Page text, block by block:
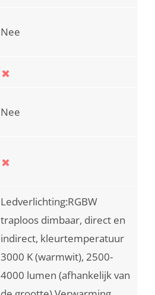
Nee
Nee
Ledverlichting:RGBW
traploos dimbaar, direct en
indirect, kleurtemperatuur
3000 K (warmwit), 2500-
4000 lumen (afhankelijk van